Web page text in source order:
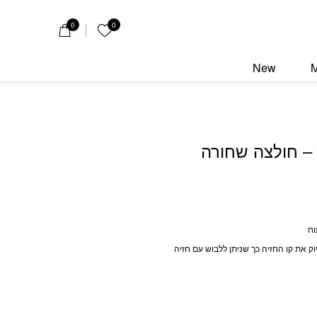
0 הרשימה שלי
0
New
– חולצה שחורה
את קו החזיה כך שניתן ללבוש עם חזיה